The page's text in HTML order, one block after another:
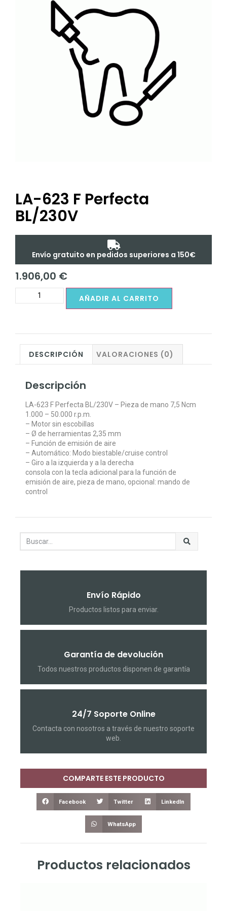
LA-623 F Perfecta
BL/230V
Envío gratuito en pedidos superiores a 150€
1.906,00 €
AÑADIR AL CARRITO
DESCRIPCIÓN VALORACIONES (0)
Descripción
LA-623 F Perfecta BL/230V – Pieza de mano 7,5 Ncm
1.000 – 50.000 r.p.m.
– Motor sin escobillas
– Ø de herramientas 2,35 mm
– Función de emisión de aire
– Automático: Modo biestable/cruise control
– Giro a la izquierda y a la derecha
consola con la tecla adicional para la función de
emisión de aire, pieza de mano, opcional: mando de
control
Envío Rápido
Productos listos para enviar.
Garantía de devolución
Todos nuestros productos disponen de garantía
24/7 Soporte Online
Contacta con nosotros a través de nuestro soporte
web.
COMPARTE ESTE PRODUCTO
Facebook Twitter LinkedIn
WhatsApp
Productos relacionados